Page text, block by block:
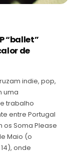
“ballet”
de
indie, pop,
uma
trabalho
entre Portugal
os Soma Please
Maio (o
onde